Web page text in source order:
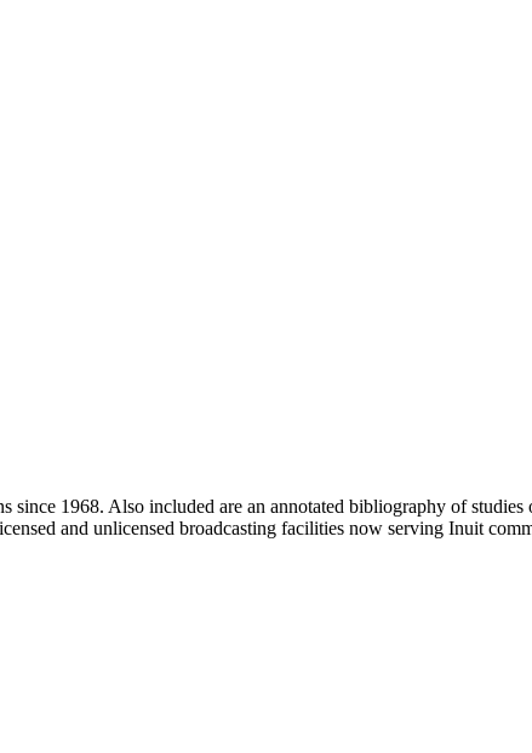
1968. Also included are an annotated bibliography of studies
and unlicensed broadcasting facilities now serving Inuit